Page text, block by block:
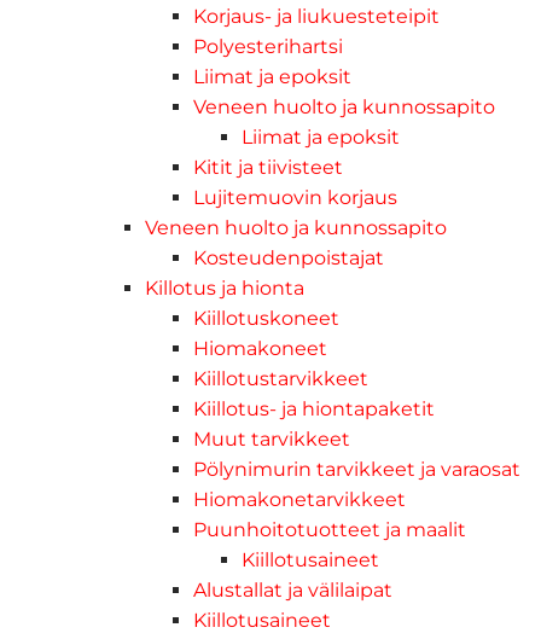
Korjaus- ja liukuesteteipit
Polyesterihartsi
Liimat ja epoksit
Veneen huolto ja kunnossapito
Liimat ja epoksit
Kitit ja tiivisteet
Lujitemuovin korjaus
Veneen huolto ja kunnossapito
Kosteudenpoistajat
Killotus ja hionta
Kiillotuskoneet
Hiomakoneet
Kiillotustarvikkeet
Kiillotus- ja hiontapaketit
Muut tarvikkeet
Pölynimurin tarvikkeet ja varaosat
Hiomakonetarvikkeet
Puunhoitotuotteet ja maalit
Kiillotusaineet
Alustallat ja välilaipat
Kiillotusaineet